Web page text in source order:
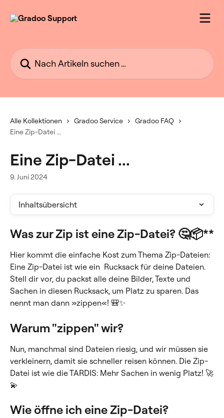
Alle Kollektionen Gradoo Service
Gradoo FAQ
Eine Zip-Datei ...
Eine Zip-Datei ...
9. Juni 2024
Inhaltsübersicht
Was zur Zip ist eine Zip-Datei? 🤔📦**
Hier kommt die einfache Kost zum Thema Zip-Dateien:
Eine Zip-Datei ist wie ein  Rucksack für deine Dateien.
Stell dir vor, du packst alle deine Bilder, Texte und
Sachen in diesen Rucksack, um Platz zu sparen. Das
nennt man dann »zippen«! 🎒✨
Warum "zippen" wir?
Nun, manchmal sind Dateien riesig, und wir müssen sie
verkleinern, damit sie schneller reisen können. Die Zip-
Datei ist wie die TARDIS: Mehr Sachen in wenig Platz! 🚀
💫
Wie öffne ich eine Zip-Datei?